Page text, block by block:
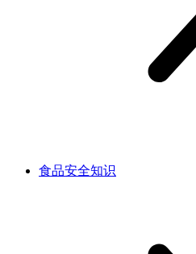
食品安全知识